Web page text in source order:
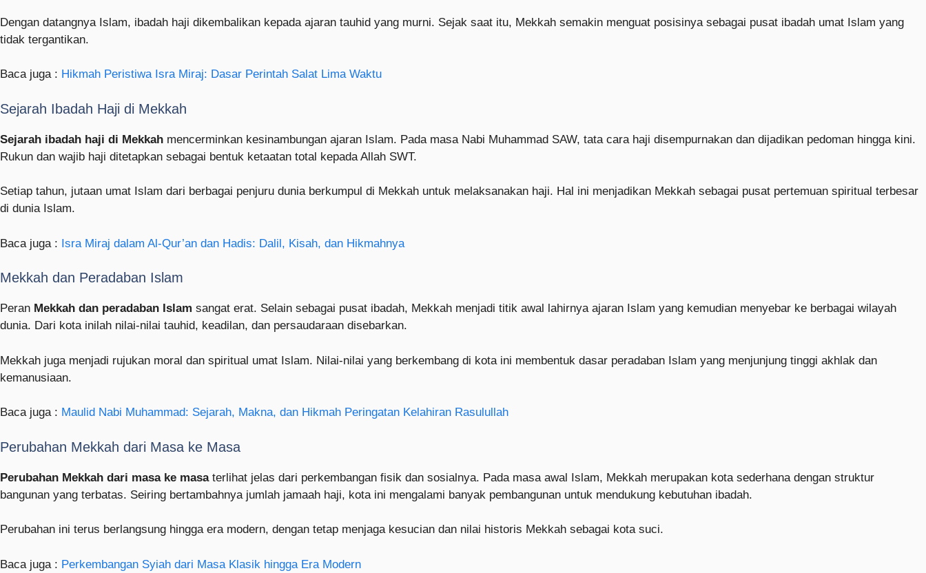
Dengan datangnya Islam, ibadah haji dikembalikan kepada ajaran tauhid yang murni. Sejak saat itu, Mekkah semakin menguat posisinya sebagai pusat ibadah umat Islam yang
tidak tergantikan.
Baca juga : Hikmah Peristiwa Isra Miraj: Dasar Perintah Salat Lima Waktu
Sejarah Ibadah Haji di Mekkah
Sejarah ibadah haji di Mekkah mencerminkan kesinambungan ajaran Islam. Pada masa Nabi Muhammad SAW, tata cara haji disempurnakan dan dijadikan pedoman hingga kini.
Rukun dan wajib haji ditetapkan sebagai bentuk ketaatan total kepada Allah SWT.
Setiap tahun, jutaan umat Islam dari berbagai penjuru dunia berkumpul di Mekkah untuk melaksanakan haji. Hal ini menjadikan Mekkah sebagai pusat pertemuan spiritual terbesar
di dunia Islam.
Baca juga : Isra Miraj dalam Al-Qur’an dan Hadis: Dalil, Kisah, dan Hikmahnya
Mekkah dan Peradaban Islam
Peran Mekkah dan peradaban Islam sangat erat. Selain sebagai pusat ibadah, Mekkah menjadi titik awal lahirnya ajaran Islam yang kemudian menyebar ke berbagai wilayah
dunia. Dari kota inilah nilai-nilai tauhid, keadilan, dan persaudaraan disebarkan.
Mekkah juga menjadi rujukan moral dan spiritual umat Islam. Nilai-nilai yang berkembang di kota ini membentuk dasar peradaban Islam yang menjunjung tinggi akhlak dan
kemanusiaan.
Baca juga : Maulid Nabi Muhammad: Sejarah, Makna, dan Hikmah Peringatan Kelahiran Rasulullah
Perubahan Mekkah dari Masa ke Masa
Perubahan Mekkah dari masa ke masaterlihat jelas dari perkembangan fisik dan sosialnya. Pada masa awal Islam, Mekkah merupakan kota sederhana dengan struktur
bangunan yang terbatas. Seiring bertambahnya jumlah jamaah haji, kota ini mengalami banyak pembangunan untuk mendukung kebutuhan ibadah.
Perubahan ini terus berlangsung hingga era modern, dengan tetap menjaga kesucian dan nilai historis Mekkah sebagai kota suci.
Baca juga : Perkembangan Syiah dari Masa Klasik hingga Era Modern